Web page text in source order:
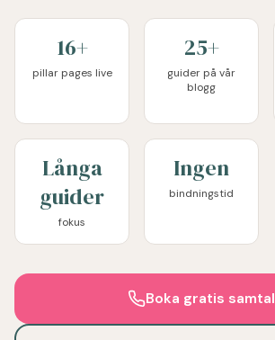
16+
pillar pages live
25+
guider på vår
blogg
Långa
guider
fokus
Ingen
bindningstid
Boka gratis samtal